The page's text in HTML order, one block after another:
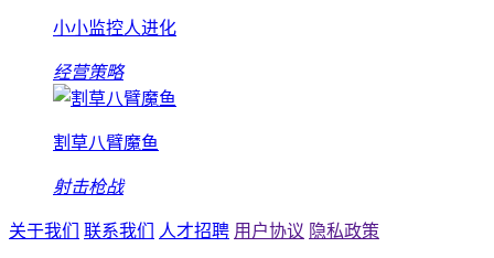
小小监控人进化
经营策略
割草八臂魔鱼
射击枪战
关于我们 联系我们 人才招聘 用户协议 隐私政策